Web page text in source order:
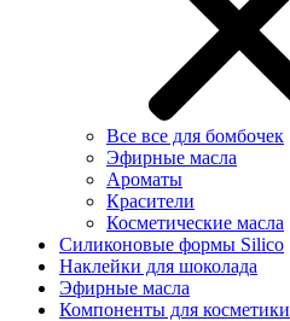
Все все для бомбочек
Эфирные масла
Ароматы
Красители
Косметические масла
Силиконовые формы Silico
Наклейки для шоколада
Эфирные масла
Компоненты для косметики